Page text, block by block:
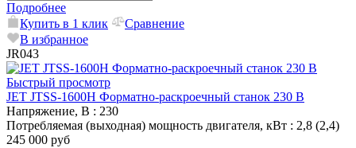
Подробнее
Купить в 1 клик
Сравнение
В избранное
JR043
Быстрый просмотр
JET JTSS-1600H Форматно-раскроечный станок 230 В
Напряжение, В : 230
Потребляемая (выходная) мощность двигателя, кВт : 2,8 (2,4)
245 000 руб